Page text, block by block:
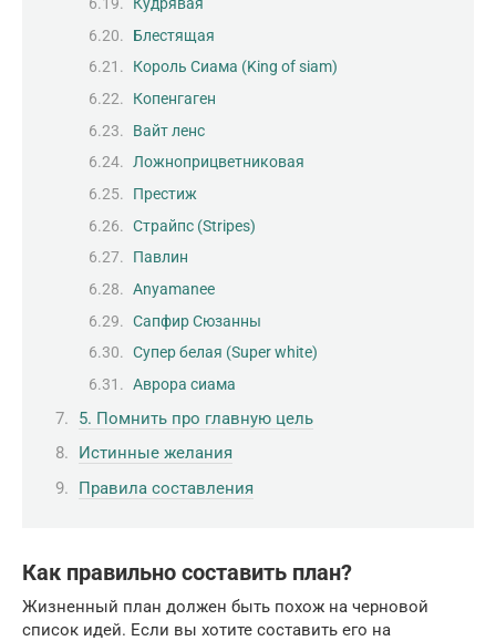
Блестящая
Король Сиама (King of siam)
Копенгаген
Вайт ленс
Ложноприцветниковая
Престиж
Страйпс (Stripes)
Павлин
Anyamanee
Сапфир Сюзанны
Супер белая (Super white)
Аврора сиама
5. Помнить про главную цель
Истинные желания
Правила составления
Как правильно составить план?
Жизненный план должен быть похож на черновой
список идей. Если вы хотите составить его на